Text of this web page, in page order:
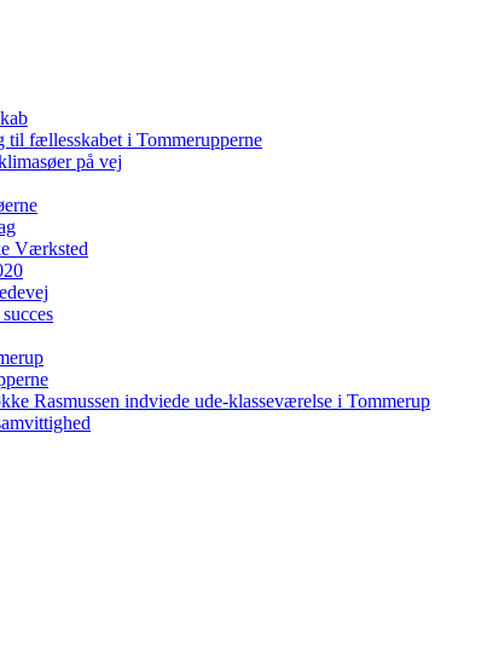
til fællesskabet i Tommerupperne
på vej
Værksted
Rasmussen indviede ude-klasseværelse i Tommerup